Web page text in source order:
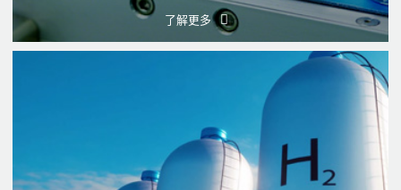
了解更多